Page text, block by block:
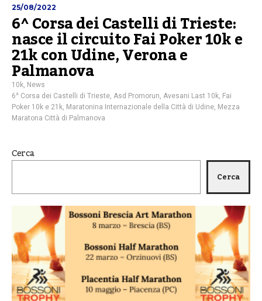
25/08/2022
6^ Corsa dei Castelli di Trieste:
nasce il circuito Fai Poker 10k e
21k con Udine, Verona e
Palmanova
10k, News
6^ Corsa dei Castelli di Trieste, Asd Promorun, Avesani Last 10k, Fai
Poker 10k e 21k, Maratonina Internazionale della Città di Udine, Mezza
Maratona Città di Palmanova
Cerca
Cerca